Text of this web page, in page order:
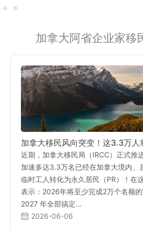
加拿大阿省企业家移
加拿大移民风向突变！这3.3万人
近期，加拿大移民局（IRCC）正式推
加速多达3.3万名已经在加拿大境内、
临时工人转化为永久居民（PR）！在
表示：2026年将至少完成2万个名额
2027 年全部搞定...
2026-06-06